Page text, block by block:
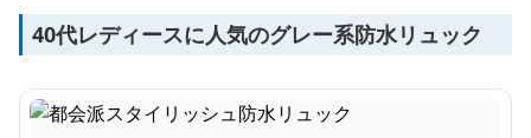
40代レディースに人気のグレー系防水リュック